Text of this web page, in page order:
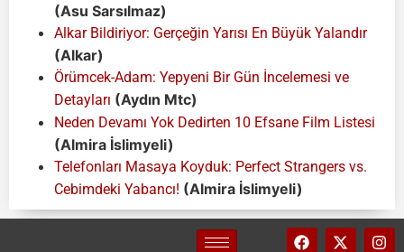
(Asu Sarsılmaz)
Alkar Bildiriyor: Gerçeğin Yarısı En Büyük Yalandır
(Alkar)
Örümcek-Adam: Yepyeni Bir Gün İncelemesi ve
Detayları (Aydın Mtc)
Neden Devamı Yok Dedirten 10 Efsane Film Listesi
(Almira İslimyeli)
Telefonları Masaya Koyduk: Perfect Strangers vs.
Cebimdeki Yabancı! (Almira İslimyeli)